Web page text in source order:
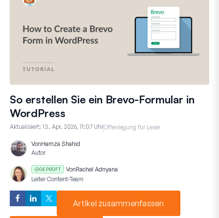
So erstellen Sie ein Brevo-Formular in
WordPress
Aktualisiert: 13. Apr. 2026, 11:07 UhrOffenlegung für Leser
VonHamza Shahid
Autor
GEPRÜFT VonRachel Adnyana
Leiter Content-Team
Artikel zusammenfassen